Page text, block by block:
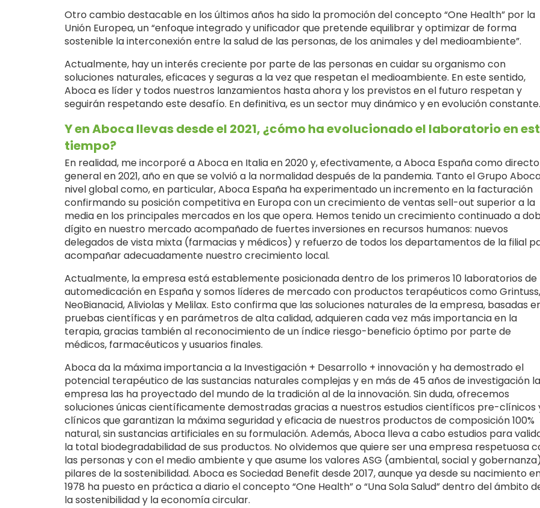
Otro cambio destacable en los últimos años ha sido la promoción del concepto “One Health” por la
Unión Europea, un “enfoque integrado y unificador que pretende equilibrar y optimizar de forma
sostenible la interconexión entre la salud de las personas, de los animales y del medioambiente”.
Actualmente, hay un interés creciente por parte de las personas en cuidar su organismo con
soluciones naturales, eficaces y seguras a la vez que respetan el medioambiente. En este sentido,
Aboca es líder y todos nuestros lanzamientos hasta ahora y los previstos en el futuro respetan y
seguirán respetando este desafío. En definitiva, es un sector muy dinámico y en evolución constante.
Y en Aboca llevas desde el 2021, ¿cómo ha evolucionado el laboratorio en
tiempo?
En realidad, me incorporé a Aboca en Italia en 2020 y, efectivamente, a Aboca España como
general en 2021, año en que se volvió a la normalidad después de la pandemia. Tanto el Grupo
nivel global como, en particular, Aboca España ha experimentado un incremento en la facturación
confirmando su posición competitiva en Europa con un crecimiento de ventas sell-out superior a la
media en los principales mercados en los que opera. Hemos tenido un crecimiento continuado a
dígito en nuestro mercado acompañado de fuertes inversiones en recursos humanos: nuevos
delegados de vista mixta (farmacias y médicos) y refuerzo de todos los departamentos de la filial
acompañar adecuadamente nuestro crecimiento local.
Actualmente, la empresa está establemente posicionada dentro de los primeros 10 laboratorios de
automedicación en España y somos líderes de mercado con productos terapéuticos como Grintuss,
NeoBianacid, Aliviolas y Melilax. Esto confirma que las soluciones naturales de la empresa, basadas
pruebas científicas y en parámetros de alta calidad, adquieren cada vez más importancia en la
terapia, gracias también al reconocimiento de un índice riesgo-beneficio óptimo por parte de
médicos, farmacéuticos y usuarios finales.
Aboca da la máxima importancia a la Investigación + Desarrollo + innovación y ha demostrado el
potencial terapéutico de las sustancias naturales complejas y en más de 45 años de investigación la
empresa las ha proyectado del mundo de la tradición al de la innovación. Sin duda, ofrecemos
soluciones únicas científicamente demostradas gracias a nuestros estudios científicos pre-clínicos
clínicos que garantizan la máxima seguridad y eficacia de nuestros productos de composición 100%
natural, sin sustancias artificiales en su formulación. Además, Aboca lleva a cabo estudios para
la total biodegradabilidad de sus productos. No olvidemos que quiere ser una empresa respetuosa
las personas y con el medio ambiente y que asume los valores ASG (ambiental, social y
pilares de la sostenibilidad. Aboca es Sociedad Benefit desde 2017, aunque ya desde su nacimiento
1978 ha puesto en práctica a diario el concepto “One Health” o “Una Sola Salud” dentro del ámbito
la sostenibilidad y la economía circular.